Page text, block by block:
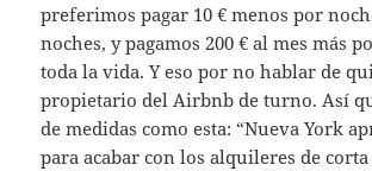
preferimos pagar 10 € menos por
noches, y pagamos 200 € al mes más
toda la vida. Y eso por no hablar de
propietario del Airbnb de turno. Así
de medidas como esta: “Nueva York
para acabar con los alquileres de